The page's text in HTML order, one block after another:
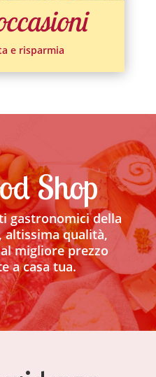
e risparmia
Shop
gastronomici della
altissima qualità,
migliore prezzo
a casa tua.